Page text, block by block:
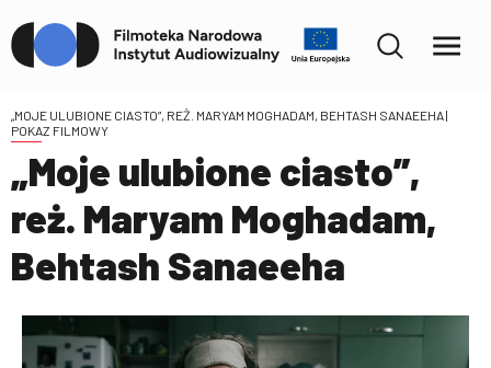
„MOJE ULUBIONE CIASTO”, REŻ. MARYAM MOGHADAM, BEHTASH SANAEEHA|
POKAZ FILMOWY
„Moje ulubione ciasto”,
reż. Maryam Moghadam,
Behtash Sanaeeha